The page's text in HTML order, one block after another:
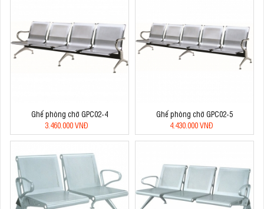
Ghế phòng chờ GPC02-4
3.460.000 VNĐ
Ghế phòng chờ GPC02-5
4.430.000 VNĐ